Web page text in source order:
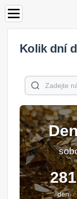
Kolik dní
281
den